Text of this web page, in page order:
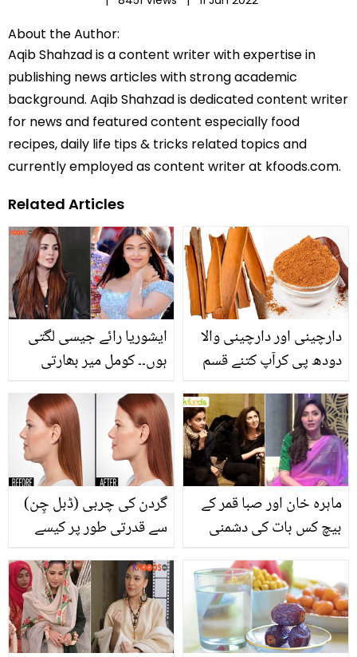
About the Author:
Aqib Shahzad is a content writer with expertise in
publishing news articles with strong academic
background. Aqib Shahzad is dedicated content writer
for news and featured content especially food
recipes, daily life tips & tricks related topics and
currently employed as content writer at kfoods.com.
Related Articles
ایشوریا رائے جیسی لگتی
ہوں۔۔ کومل میر بھارتی
کیوں کرنے لگیں؟ دلچسپ
انکشاف
دارچینی اور دارچینی والا
دودھ پی کرآپ کتنے قسم
ہیں؟
گردن کی چربی (ڈبل چِن)
سے قدرتی طور پر کیسے
جانیئے چند بہترین ٹپس
ماہرہ خان اور صبا قمر کے
بیچ کس بات کی دشمنی
سچائی بتا دی